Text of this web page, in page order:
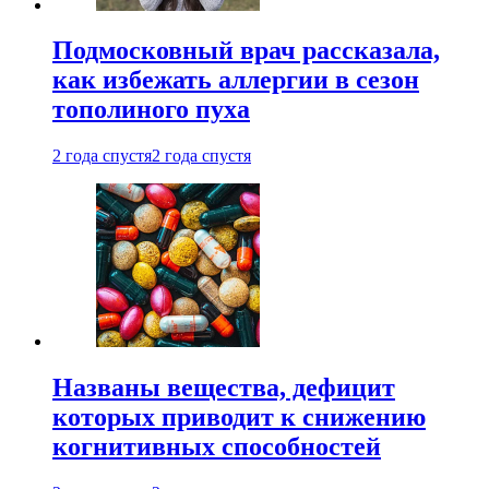
Подмосковный врач рассказала,
как избежать аллергии в сезон
тополиного пуха
2 года спустя2 года спустя
Названы вещества, дефицит
которых приводит к снижению
когнитивных способностей